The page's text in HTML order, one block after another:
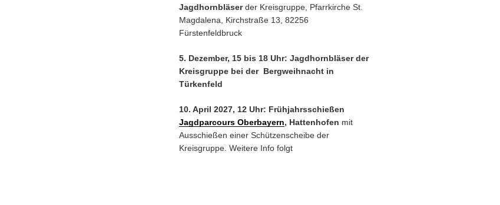
Jagdhornbläserder Kreisgruppe, Pfarrkirche St.
Magdalena, Kirchstraße 13, 82256
Fürstenfeldbruck
5. Dezember, 15 bis 18 Uhr: Jagdhornbläser der
Kreisgruppe bei der Bergweihnacht in
Türkenfeld
10. April 2027, 12 Uhr: Frühjahrsschießen
Jagdparcours Oberbayern, Hattenhofen mit
Ausschießen einer Schützenscheibe der
Kreisgruppe. Weitere Info folgt